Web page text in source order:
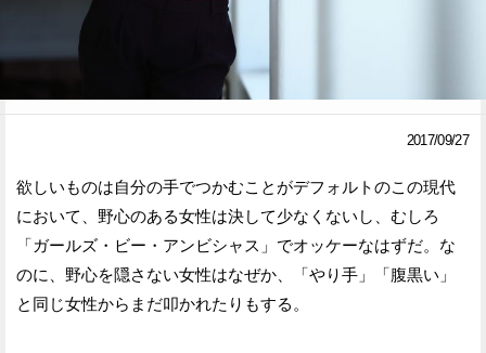
ウートピとは？
ェ
ア
す
る
ェ
ア
す
2017/09/27
欲しいものは自分の手でつかむことがデフォルトのこの現代
において、野心のある女性は決して少なくないし、むしろ
「ガールズ・ビー・アンビシャス」でオッケーなはずだ。な
のに、野心を隠さない女性はなぜか、「やり手」「腹黒い」
と同じ女性からまだ叩かれたりもする。